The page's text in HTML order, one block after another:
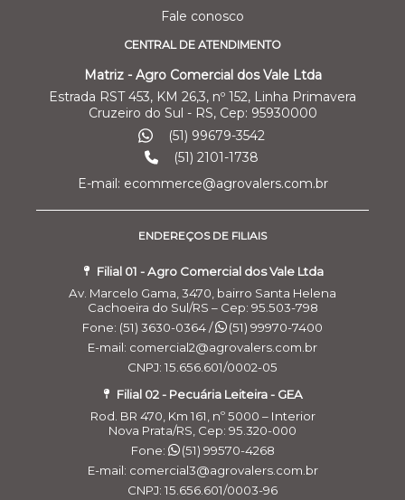
Fale conosco
CENTRAL DE ATENDIMENTO
Matriz - Agro Comercial dos Vale Ltda
Estrada RST 453, KM 26,3, nº 152, Linha Primavera
Cruzeiro do Sul - RS, Cep: 95930000
(51) 99679-3542
(51) 2101-1738
E-mail: ecommerce@agrovalers.com.br
ENDEREÇOS DE FILIAIS
Filial 01 - Agro Comercial dos Vale Ltda
Av. Marcelo Gama, 3470, bairro Santa Helena
Cachoeira do Sul/RS – Cep: 95.503-798
Fone: (51) 3630-0364 /
(51) 99970-7400
E-mail: comercial2@agrovalers.com.br
CNPJ: 15.656.601/0002-05
Filial 02 - Pecuária Leiteira - GEA
Rod. BR 470, Km 161, nº 5000 – Interior
Nova Prata/RS, Cep: 95.320-000
Fone:
(51) 99570-4268
E-mail: comercial3@agrovalers.com.br
CNPJ: 15.656.601/0003-96